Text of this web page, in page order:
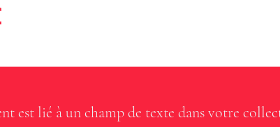
est lié à un champ de texte dans votre